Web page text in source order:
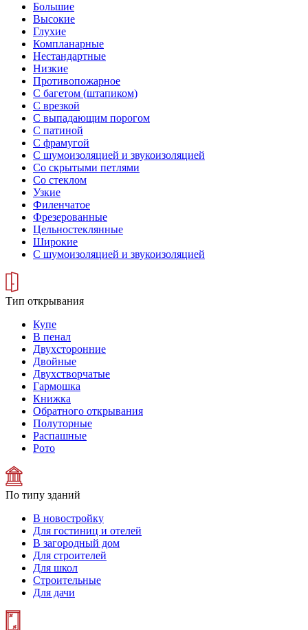
Большие
Высокие
Глухие
Компланарные
Нестандартные
Низкие
Противопожарное
С багетом (штапиком)
С врезкой
С выпадающим порогом
С патиной
С фрамугой
С шумоизоляцией и звукоизоляцией
Со скрытыми петлями
Со стеклом
Узкие
Филенчатое
Фрезерованные
Цельностеклянные
Широкие
С шумоизоляцией и звукоизоляцией
Тип открывания
Купе
В пенал
Двухсторонние
Двойные
Двухстворчатые
Гармошка
Книжка
Обратного открывания
Полуторные
Распашные
Рото
По типу зданий
В новостройку
Для гостиниц и отелей
В загородный дом
Для строителей
Для школ
Строительные
Для дачи